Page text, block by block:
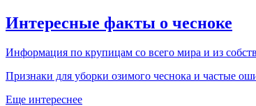
Интересные факты о чесноке
Информация по крупицам со всего мира и из
Признаки для уборки озимого чеснока и частые
Еще интереснее